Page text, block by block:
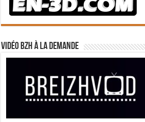
Vidéo BZH à la demande